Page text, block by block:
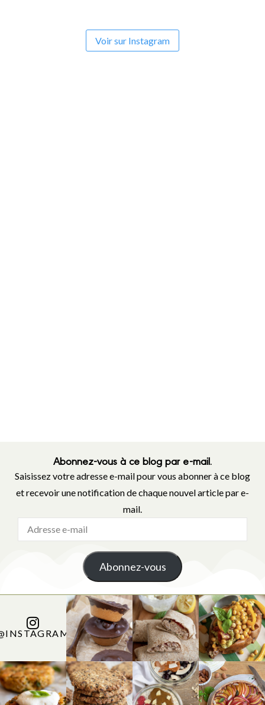
Voir sur Instagram
Abonnez-vous à ce blog par e-mail.
Saisissez votre adresse e-mail pour vous abonner à ce blog
et recevoir une notification de chaque nouvel article par e-
mail.
Abonnez-vous